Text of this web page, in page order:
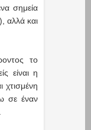
σημεία
αλλά και
το
είναι η
χτισμένη
σε έναν